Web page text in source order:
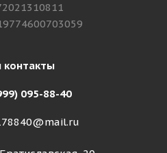
контакты
095-88-40